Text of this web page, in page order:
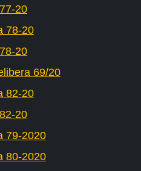
20
78-20
20
69/20
82-20
20
79-2020
80-2020